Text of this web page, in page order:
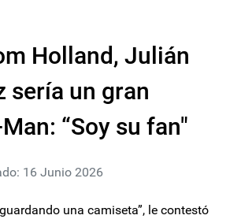
Holland, Julián
sería un gran
“Soy su fan"
16 Junio 2026
una camiseta”, le contestó